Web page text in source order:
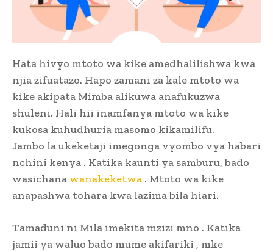
Hata hivyo mtoto wa kike amedhalilishwa kwa
njia zifuatazo. Hapo zamani za kale mtoto wa
kike akipata Mimba alikuwa anafukuzwa
shuleni. Hali hii inamfanya mtoto wa kike
kukosa kuhudhuria masomo kikamilifu.
Jambo la ukeketaji imegonga vyombo vya habari
nchini kenya . Katika kaunti ya samburu, bado
wasichana wanakeketwa . Mtoto wa kike
anapashwa tohara kwa lazima bila hiari.
Tamaduni ni Mila imekita mzizi mno . Katika
jamii ya waluo bado mume akifariki , mke